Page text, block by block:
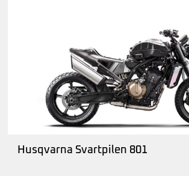
Husqvarna Svartpilen 801